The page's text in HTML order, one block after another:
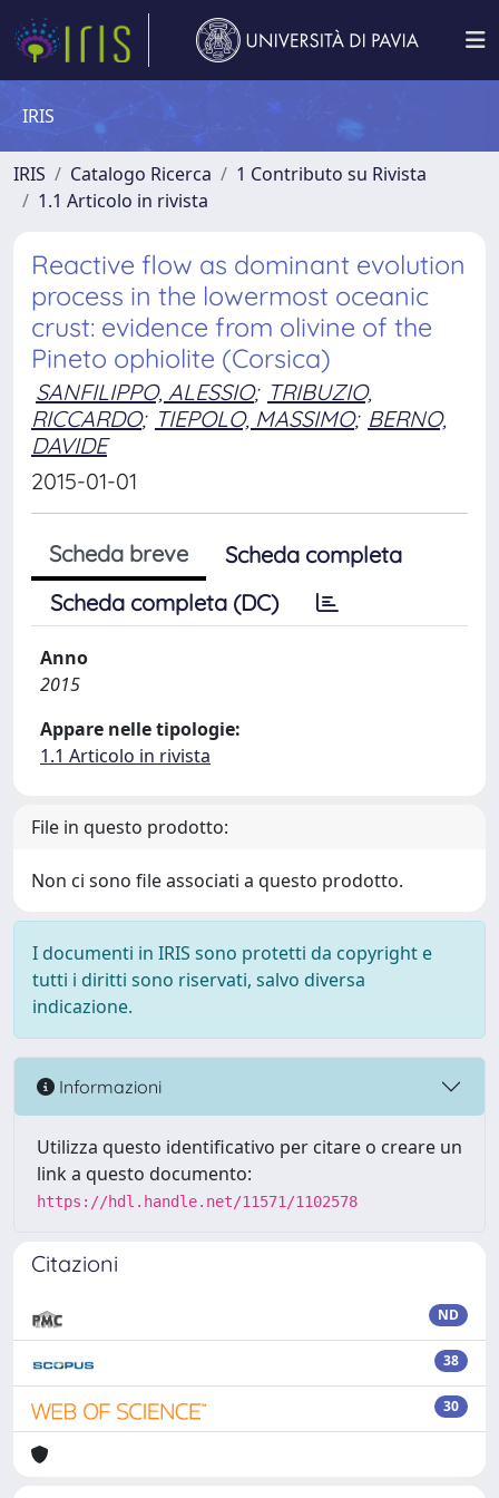
IRIS
IRIS Catalogo Ricerca
1 Contributo su Rivista
1.1 Articolo in rivista
Reactive flow as dominant evolution
process in the lowermost oceanic
crust: evidence from olivine of the
Pineto ophiolite (Corsica)
SANFILIPPO, ALESSIO; TRIBUZIO,
RICCARDO; TIEPOLO, MASSIMO; BERNO,
DAVIDE
2015-01-01
Scheda breve
Scheda completa
Scheda completa (DC)
Anno
2015
Appare nelle tipologie:
1.1 Articolo in rivista
File in questo prodotto:
Non ci sono file associati a questo prodotto.
I documenti in IRIS sono protetti da copyright e
tutti i diritti sono riservati, salvo diversa
indicazione.
Informazioni
Utilizza questo identificativo per citare o creare un
link a questo documento:
https://hdl.handle.net/11571/1102578
Citazioni
ND
38
30